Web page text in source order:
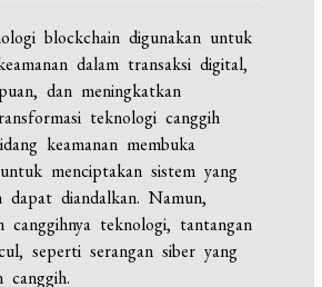
blockchain digunakan untuk
dalam transaksi digital,
dan meningkatkan
teknologi canggih
keamanan membuka
menciptakan sistem yang
dapat diandalkan. Namun,
canggihnya teknologi, tantangan
seperti serangan siber yang